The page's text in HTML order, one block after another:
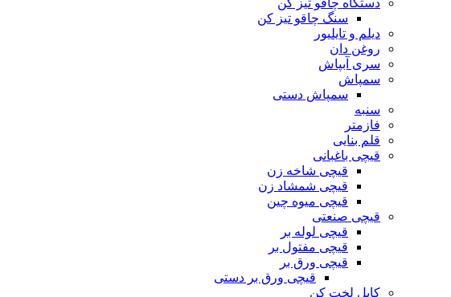
سنگ چاقو تیز کن
دیلم و تایلیور
روغن دان
سری آبپاش
سمپاش
سمپاش دستی
سنبه
فازمتر
قلم بنایی
قیچی باغبانی
قیچی شاخه زن
قیچی شمشاد زن
قیچی میوه چین
قیچی صنعتی
قیچی لوله بر
قیچی مفتول بر
قیچی ورق بر
قیچی ورق بر دستی
کابل لخت کن